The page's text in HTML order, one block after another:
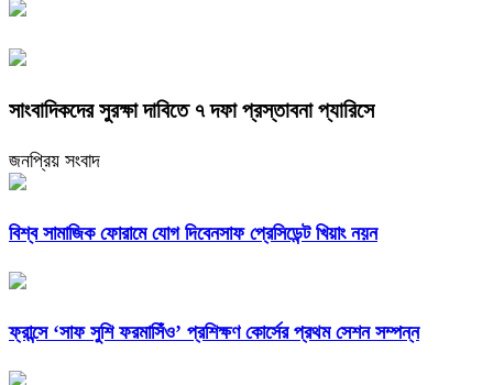
সাংবাদিকদের সুরক্ষা দাবিতে ৭ দফা প্রস্তাবনা প্যারিসে
জনপ্রিয় সংবাদ
বিশ্ব সামাজিক ফোরামে যোগ দিবেনসাফ প্রেসিডেন্ট খিয়াং নয়ন
ফ্রান্সে ‘সাফ সুশি ফরমাসিঁও’ প্রশিক্ষণ কোর্সের প্রথম সেশন সম্পন্ন